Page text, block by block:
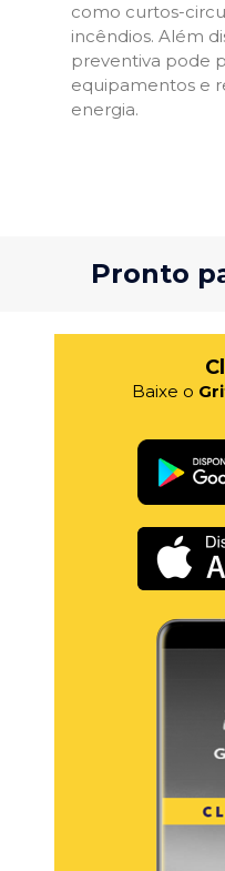
como curtos-
incêndios. Além
preventiva pode
equipamentos e
energia.
Pronto
Baixe o